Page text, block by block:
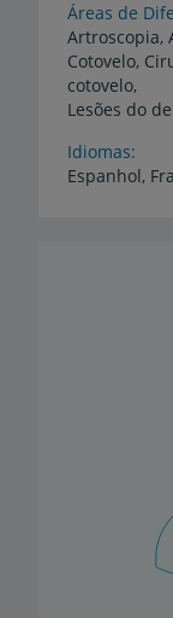
Áreas de
Artroscopia,
Cotovelo,
cotovelo,
Idiomas
Espanhol,